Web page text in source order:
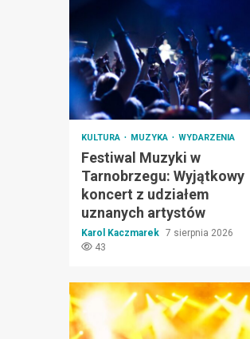
KULTURA MUZYKA WYDARZENIA
Festiwal Muzyki w
Tarnobrzegu: Wyjątkowy
koncert z udziałem
uznanych artystów
Karol Kaczmarek 7 sierpnia 2026
43